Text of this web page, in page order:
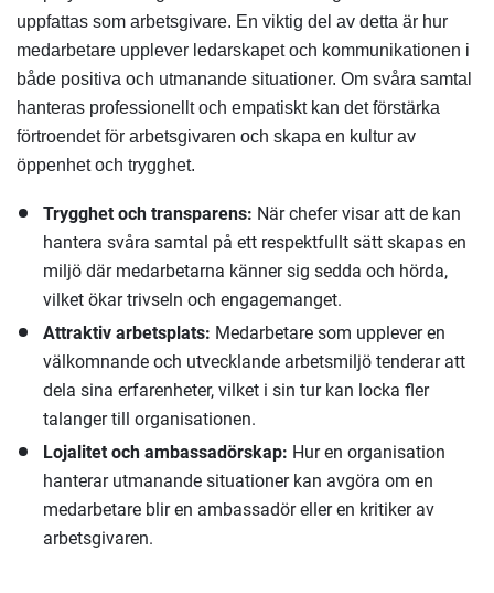
uppfattas som arbetsgivare. En viktig del av detta är hur
medarbetare upplever ledarskapet och kommunikationen i
både positiva och utmanande situationer. Om svåra samtal
hanteras professionellt och empatiskt kan det förstärka
förtroendet för arbetsgivaren och skapa en kultur av
öppenhet och trygghet.
Trygghet och transparens: När chefer visar att de kan
hantera svåra samtal på ett respektfullt sätt skapas en
miljö där medarbetarna känner sig sedda och hörda,
vilket ökar trivseln och engagemanget.
Attraktiv arbetsplats: Medarbetare som upplever en
välkomnande och utvecklande arbetsmiljö tenderar att
dela sina erfarenheter, vilket i sin tur kan locka fler
talanger till organisationen.
Lojalitet och ambassadörskap: Hur en organisation
hanterar utmanande situationer kan avgöra om en
medarbetare blir en ambassadör eller en kritiker av
arbetsgivaren.